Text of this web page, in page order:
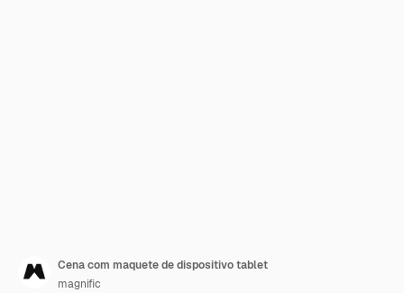
Cena com maquete de dispositivo tablet
magnific